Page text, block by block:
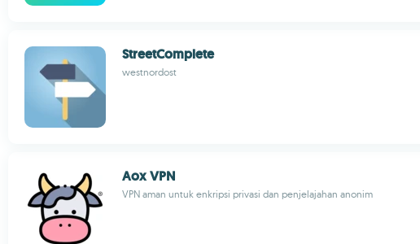
Street­Complete
westnordost
Aox VPN
VPN aman untuk enkripsi privasi dan penjelajahan anonim